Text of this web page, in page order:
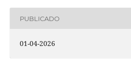
PUBLICADO
01-04-2026